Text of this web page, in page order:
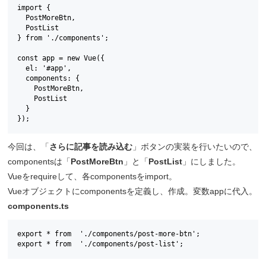
import {
  PostMoreBtn,
  PostList
} from './components';
const app = new Vue({
  el: '#app',
  components: {
    PostMoreBtn,
    PostList
  }
});
今回は、「さらに記事を読み込む 」ボタンの実装を行いたいので、
componentsは「PostMoreBtn 」と「PostList 」にしました。
Vueをrequireして、各componentsをimport。
Vueオブジェクトにcomponentsを定義し、作成。変数appに代入。
components.ts
export * from  './components/post-more-btn';
export * from  './components/post-list';